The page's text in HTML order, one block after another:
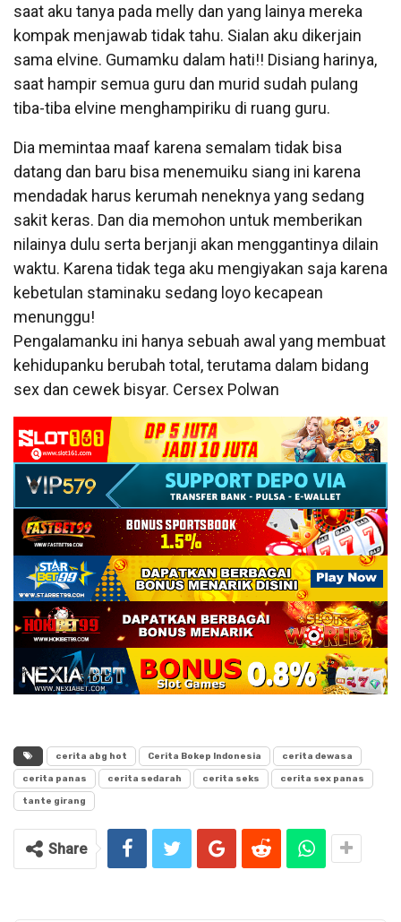
saat aku tanya pada melly dan yang lainya mereka
kompak menjawab tidak tahu. Sialan aku dikerjain
sama elvine. Gumamku dalam hati!! Disiang harinya,
saat hampir semua guru dan murid sudah pulang
tiba-tiba elvine menghampiriku di ruang guru.
Dia memintaa maaf karena semalam tidak bisa
datang dan baru bisa menemuiku siang ini karena
mendadak harus kerumah neneknya yang sedang
sakit keras. Dan dia memohon untuk memberikan
nilainya dulu serta berjanji akan menggantinya dilain
waktu. Karena tidak tega aku mengiyakan saja karena
kebetulan staminaku sedang loyo kecapean
menunggu!
Pengalamanku ini hanya sebuah awal yang membuat
kehidupanku berubah total, terutama dalam bidang
sex dan cewek bisyar. Cersex Polwan
cerita abg hot Cerita Bokep Indonesia cerita dewasa
cerita panas cerita sedarah cerita seks cerita sex panas
tante girang
Share